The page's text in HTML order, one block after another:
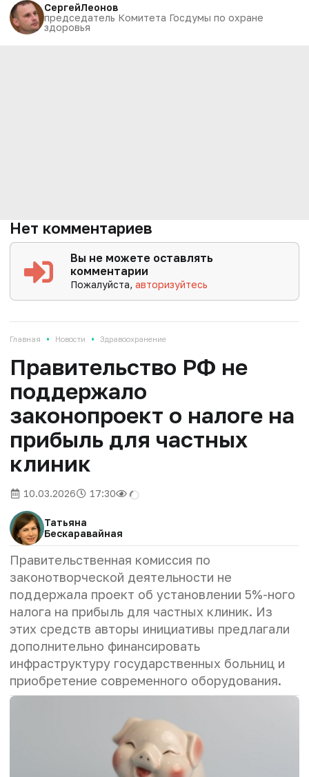
СергейЛеонов
председатель Комитета Госдумы по охране
здоровья
Нет комментариев
Вы не можете оставлять
комментарии
Пожалуйста,авторизуйтесь
Главная • Новости • Здравоохранение
Правительство РФ не
поддержало
законопроект о налоге на
прибыль для частных
клиник
10.03.2026 17:30
Татьяна
Бескаравайная
Правительственная комиссия по
законотворческой деятельности не
поддержала проект об установлении 5%-ного
налога на прибыль для частных клиник. Из
этих средств авторы инициативы предлагали
дополнительно финансировать
инфраструктуру государственных больниц и
приобретение современного оборудования.